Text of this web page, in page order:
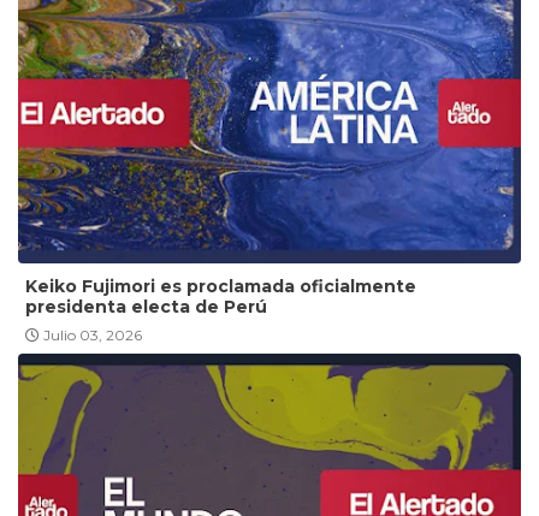
Keiko Fujimori es proclamada oficialmente
presidenta electa de Perú
Julio 03, 2026